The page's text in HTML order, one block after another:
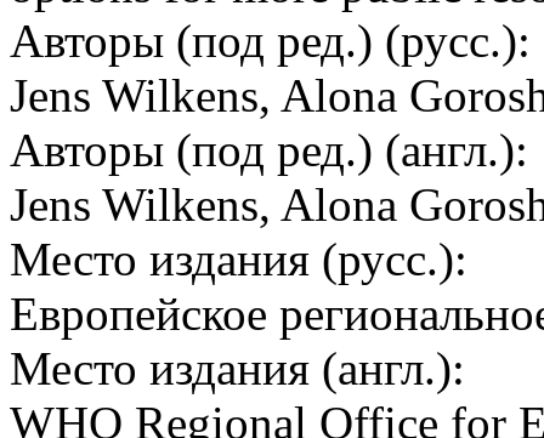
Авторы (под ред.) (русс.):
Jens Wilkens, Alona
Авторы (под ред.) (англ.):
Jens Wilkens, Alona
Место издания (русс.):
Европейское
Место издания (англ.):
WHO Regional Office for